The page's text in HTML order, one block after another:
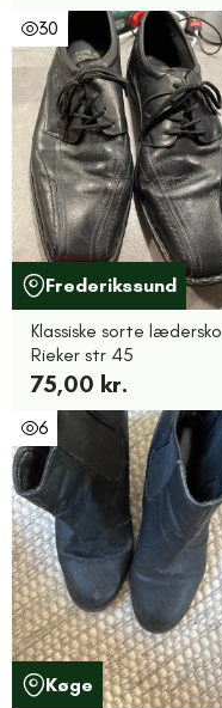
30
Frederikssund
Klassiske sorte lædersko
Rieker str 45
75,00 kr.
6
Køge